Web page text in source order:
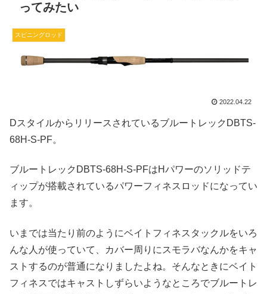
ってみたい
スピニングロッド
2022.04.22
DスタイルからリリースされているブルートレックDBTS-
68H-S-PF。
ブルートレックDBTS-68H-S-PFはHパワーのソリッドテ
ィップが搭載されているパワーフィネスロッドになってい
ます。
いまでは当たり前のようにベイトフィネスタックルをいろ
んな人が使っていて、カバー周りにスモラバなんかをキャ
ストするのが普通になりましたよね。そんなときにベイト
フィネスではキャストしずらいようなところでブルートレ